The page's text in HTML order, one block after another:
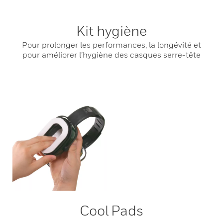
Kit hygiène
Pour prolonger les performances, la longévité et
pour améliorer l’hygiène des casques serre-tête
Cool Pads